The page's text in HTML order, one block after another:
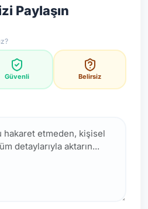
Paylaşın
Güvenli Belirsiz